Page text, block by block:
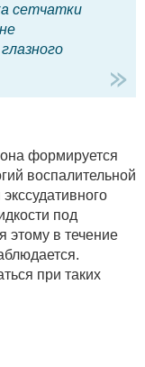
сетчатки
формируется
воспалительной
под
этому в течение
при таких